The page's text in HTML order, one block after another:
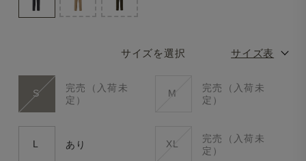
サイズを選択 サイズ表
S
完売（入荷未
定）
M
完売（入荷未
定）
L あり XL
完売（入荷未
定）